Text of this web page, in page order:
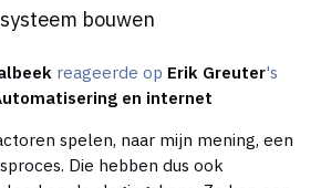
voor jouw bedrijf neer. Een
ze de markt en de klanten goed
no-cure-no-pay werkt.
dat, maar de meeste niet. In
inderdaad veel meer no-cure-no-pay
bouwen
reageerde op Erik Greuter's
en internet
spelen, naar mijn mening, een
Die hebben dus ook